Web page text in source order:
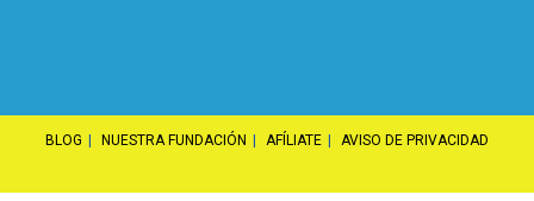
BLOG NUESTRA FUNDACIÓN AFÍLIATE AVISO DE PRIVACIDAD